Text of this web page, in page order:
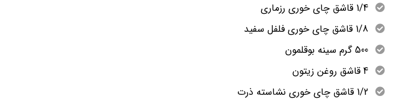
1/4 قاشق چای خوری رزماری
1/8 قاشق چای خوری فلفل سفید
500 گرم سینه بوقلمون
4 قاشق روغن زیتون
1/2 قاشق چای خوری نشاسته ذرت